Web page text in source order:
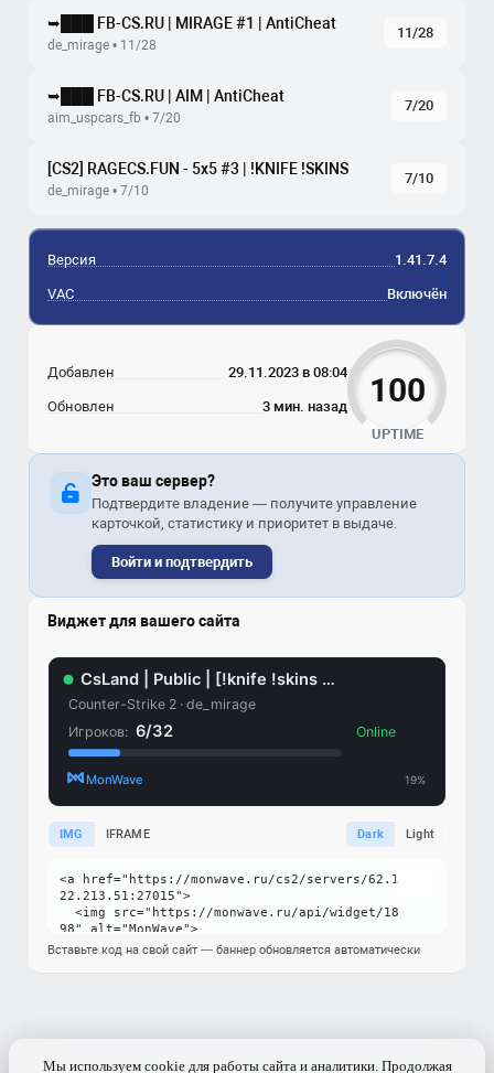
➥███ FB-CS.RU | MIRAGE #1 | AntiCheat
de_mirage • 11/28
11/28
➥███ FB-CS.RU | AIM | AntiCheat
aim_uspcars_fb • 7/20
7/20
[CS2] RAGECS.FUN - 5x5 #3 | !KNIFE !SKINS
de_mirage • 7/10
7/10
Версия 1.41.7.4
VAC Включён
Добавлен 29.11.2023 в 08:04
Обновлен 3 мин. назад 100
UPTIME
Это ваш сервер?
Подтвердите владение — получите управление
карточкой, статистику и приоритет в выдаче.
Войти и подтвердить
Виджет для вашего сайта
IMG IFRAME Dark Light
Вставьте код на свой сайт — баннер обновляется автоматически